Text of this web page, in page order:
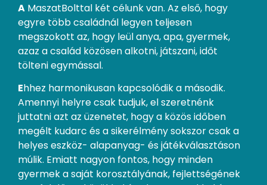
A MaszatBolttal két célunk van. Az első, hogy
egyre több családnál legyen teljesen
megszokott az, hogy leül anya, apa, gyermek,
azaz a család közösen alkotni, játszani, időt
tölteni egymással.
Ehhez harmonikusan kapcsolódik a második.
Amennyi helyre csak tudjuk, el szeretnénk
juttatni azt az üzenetet, hogy a közös időben
megélt kudarc és a sikerélmény sokszor csak a
helyes eszköz- alapanyag- és játékválasztáson
múlik. Emiatt nagyon fontos, hogy minden
gyermek a saját korosztályának, fejlettségének